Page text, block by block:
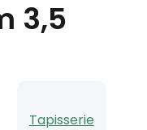
3,5
Tapisserie